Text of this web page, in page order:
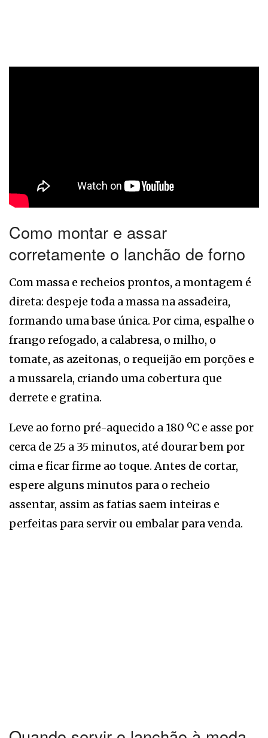
Como montar e assar
corretamente o lanchão de forno
Com massa e recheios prontos, a montagem é
direta: despeje toda a massa na assadeira,
formando uma base única. Por cima, espalhe o
frango refogado, a calabresa, o milho, o
tomate, as azeitonas, o requeijão em porções e
a mussarela, criando uma cobertura que
derrete e gratina.
Leve ao forno pré-aquecido a 180 ºC e asse por
cerca de 25 a 35 minutos, até dourar bem por
cima e ficar firme ao toque. Antes de cortar,
espere alguns minutos para o recheio
assentar, assim as fatias saem inteiras e
perfeitas para servir ou embalar para venda.